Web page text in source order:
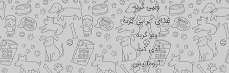
ونپی گربه
غذای ایرانی گربه
اونو گربه
آدی کت
آروماتیش